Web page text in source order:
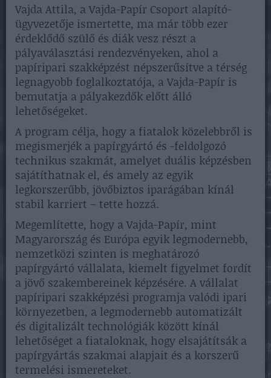
Vajda Attila, a Vajda-Papír Csoport alapító-
ügyvezetője ismertette, ma már több ezer
érdeklődő szülő és diák vesz részt a
pályaválasztási rendezvényeken, ahol a
papíripari szakképzést népszerűsítve a térség
legnagyobb foglalkoztatója, a Vajda-Papír is
bemutatja a pályakezdők előtt álló
lehetőségeket.
A program célja, hogy a fiatalok közelebbről is
megismerjék a papírgyártó és -feldolgozó
technikus szakmát, amelyet duális képzésben
sajátíthatnak el, és amely az egyik
legkorszerűbb, jövőbiztos iparágában kínál
stabil karriert – tette hozzá.
Megemlítette, hogy a Vajda-Papír, mint
Magyarország és Európa egyik legmodernebb,
nemzetközi szinten is meghatározó
papírgyártó vállalata, kiemelt figyelmet fordít
a jövő szakembereinek képzésére. A vállalat
papíripari szakképzési programja valódi ipari
környezetben, a legmodernebb automatizált
és digitalizált technológiák között kínál
lehetőséget a fiataloknak, hogy elsajátítsák a
papírgyártás szakmai alapjait és a korszerű
termelési ismereteket.